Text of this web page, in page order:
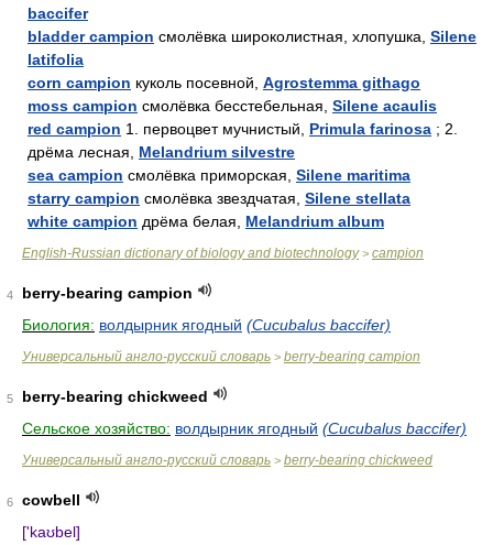
baccifer
bladder campion смолёвка широколистная, хлопушка, Silene
latifolia
corn campion куколь посевной, Agrostemma githago
moss campion смолёвка бесстебельная, Silene acaulis
red campion 1. первоцвет мучнистый, Primula farinosa ; 2.
дрёма лесная, Melandrium silvestre
sea campion смолёвка приморская, Silene maritima
starry campion смолёвка звездчатая, Silene stellata
white campion дрёма белая, Melandrium album
English-Russian dictionary of biology and biotechnology> campion
4
berry-bearing campion
Биология: волдырник ягодный (Cucubalus baccifer)
Универсальный англо-русский словарь > berry-bearing campion
5
berry-bearing chickweed
Сельское хозяйство: волдырник ягодный (Cucubalus baccifer)
Универсальный англо-русский словарь > berry-bearing chickweed
6
cowbell
['kaʊbel]